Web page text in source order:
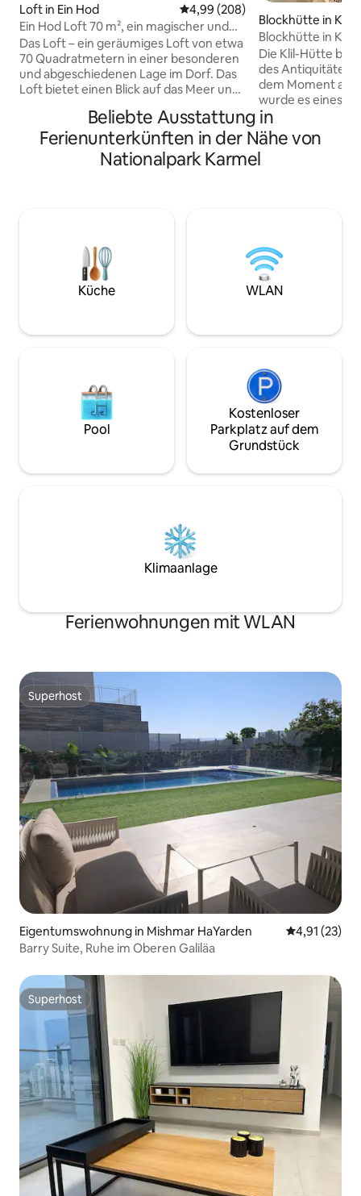
Loft in Ein Hod Durchschnittliche Bewertung:
4,99 (208)
Ein Hod Loft 70 m², ein magischer und
spektakulärer Panoramablick auf das
Meer und die Berge
Das Loft – ein geräumiges Loft von etwa
70 Quadratmetern in einer besonderen
und abgeschiedenen Lage im Dorf. Das
Loft bietet einen Blick auf das Meer und
und spektakuläre Sonnenuntergänge.
Das Innere des Lofts ist mit natürlichen
Materialien dekoriert, wobei die
Umrandung den Raum beleuchtet und
einem geräumigen Essbereich, einer
orthopädischen Matratze, einem
Malbereich für die Arbeit und vielem
die Natur und zum Israel-Trail. Das Loft
Inspiration im Herzen der Natur und des
magischen Dorfes zu genießen.
Blockhütte in Klil
Blockhütte in Klil
Die Klil-Hütte
des
dem Moment an,
wurde es eines
Reiseziele in der
von Reisenden
Paare oder kleine
von Nahal Kziv
Nordens entfernt. Der Bio-Garten
das Café der
nur einen kurzen
Massagen in der
wir speziell für
Verlieben Sie sich
Beliebte Ausstattung in
Ferienunterkünften in der Nähe von
Nationalpark Karmel
Küche WLAN
Pool
Kostenloser
Parkplatz auf dem
Grundstück
Klimaanlage
Ferienwohnungen mit WLAN
Superhost
Superhost
Eigentumswohnung in Mishmar HaYarden
4,91 (23)
Barry Suite, Ruhe im Oberen Galiläa
Superhost
Superhost